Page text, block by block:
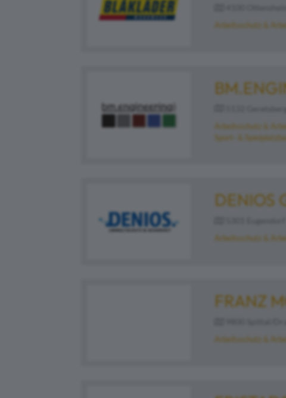
Arbeitsschutz &
Arbeitsschutz &
Sport- &
DENIOS
Arbeitsschutz &
FRANZ
Arbeitsschutz &